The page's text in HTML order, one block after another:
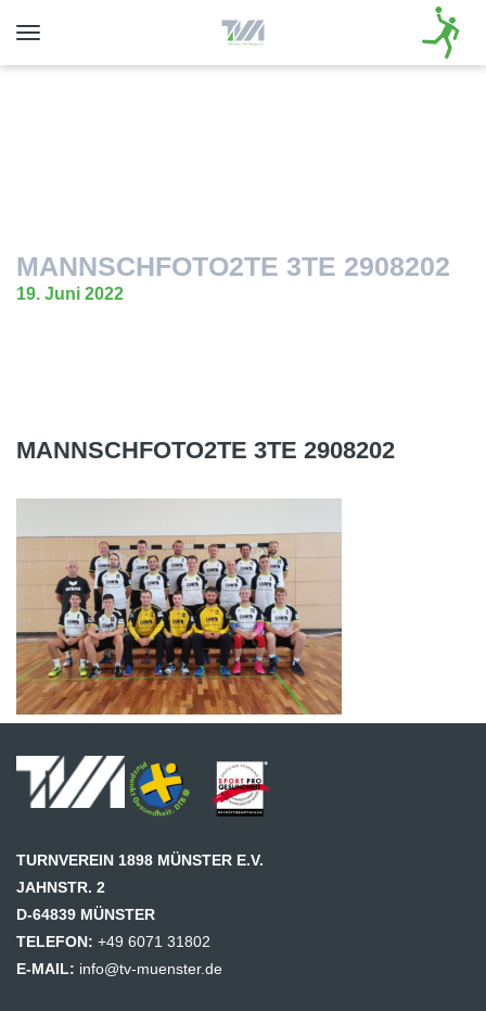
Toggle
MANNSCHFOTO2TE 3TE 2908202
19. Juni 2022
MANNSCHFOTO2TE 3TE 2908202
TURNVEREIN 1898 MÜNSTER E.V.
JAHNSTR. 2
D-64839 MÜNSTER
TELEFON: +49 6071 31802
E-MAIL: info@tv-muenster.de